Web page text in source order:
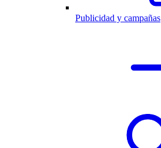
Publicidad y campañas